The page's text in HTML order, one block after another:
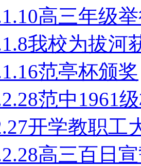
高三年级
我校为拔河
范亭杯颁奖
范中1961
开学教职工
高三百日